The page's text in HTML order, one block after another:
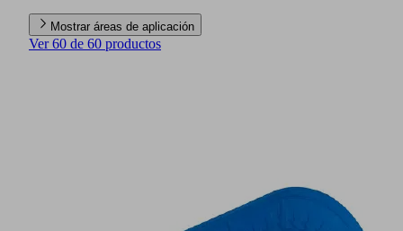
Mostrar áreas de aplicación
Ver 60 de 60 productos